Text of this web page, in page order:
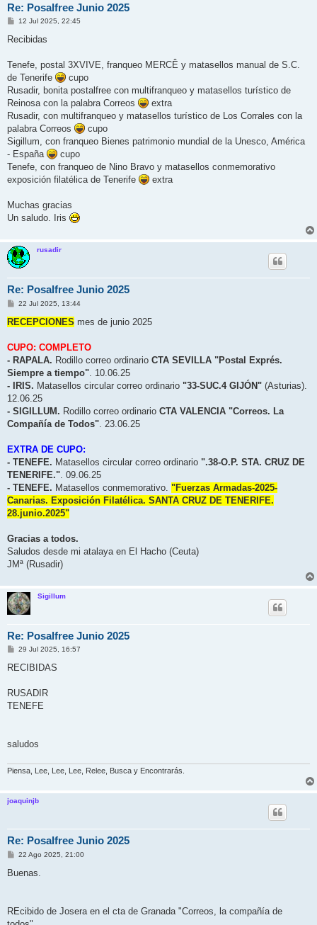
Re: Posalfree Junio 2025
M
n
j
12 Jul 2025, 22:45
Recibidas
Tenefe, postal 3XVIVE, franqueo MERCÊ y matasellos manual de S.C.
de Tenerife
cupo
Rusadir, bonita postalfree con multifranqueo y matasellos turístico de
Reinosa con la palabra Correos
extra
Rusadir, con multifranqueo y matasellos turístico de Los Corrales con la
palabra Correos
cupo
Sigillum, con franqueo Bienes patrimonio mundial de la Unesco, América
- España
cupo
Tenefe, con franqueo de Nino Bravo y matasellos conmemorativo
exposición filatélica de Tenerife
extra
Muchas gracias
Un saludo. Iris
rusadir
Re: Posalfree Junio 2025
M
n
s
j
22 Jul 2025, 13:44
RECEPCIONES mes de junio 2025
CUPO: COMPLETO
- RAPALA. Rodillo correo ordinario CTA SEVILLA "Postal Exprés.
Siempre a tiempo" . 10.06.25
- IRIS. Matasellos circular correo ordinario "33-SUC.4 GIJÓN" (Asturias).
12.06.25
- SIGILLUM. Rodillo correo ordinario CTA VALENCIA "Correos. La
Compañía de Todos" . 23.06.25
EXTRA DE CUPO:
- TENEFE. Matasellos circular correo ordinario ".38-O.P. STA. CRUZ DE
TENERIFE." . 09.06.25
- TENEFE. Matasellos conmemorativo. "Fuerzas Armadas-2025-
Canarias. Exposición Filatélica. SANTA CRUZ DE TENERIFE.
28.junio.2025"
Gracias a todos.
Saludos desde mi atalaya en El Hacho (Ceuta)
JMª (Rusadir)
Sigillum
Re: Posalfree Junio 2025
M
n
j
29 Jul 2025, 16:57
RECIBIDAS
RUSADIR
TENEFE
saludos
Piensa, Lee, Lee, Lee, Relee, Busca y Encontrarás.
joaquinjb
Re: Posalfree Junio 2025
M
n
22 Ago 2025, 21:00
Buenas.
REcibido de Josera en el cta de Granada "Correos, la compañía de